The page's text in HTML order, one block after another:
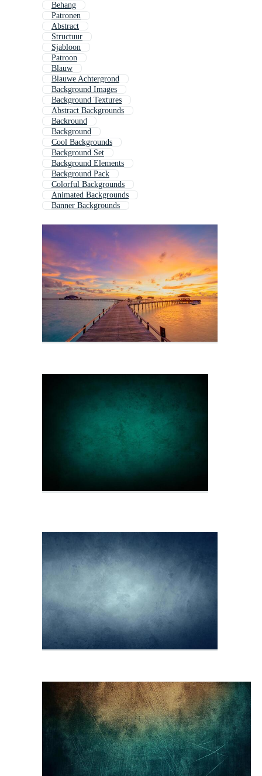
Behang
Patronen
Abstract
Structuur
Sjabloon
Patroon
Blauw
Blauwe Achtergrond
Background Images
Background Textures
Abstract Backgrounds
Backround
Background
Cool Backgrounds
Background Set
Background Elements
Background Pack
Colorful Backgrounds
Animated Backgrounds
Banner Backgrounds